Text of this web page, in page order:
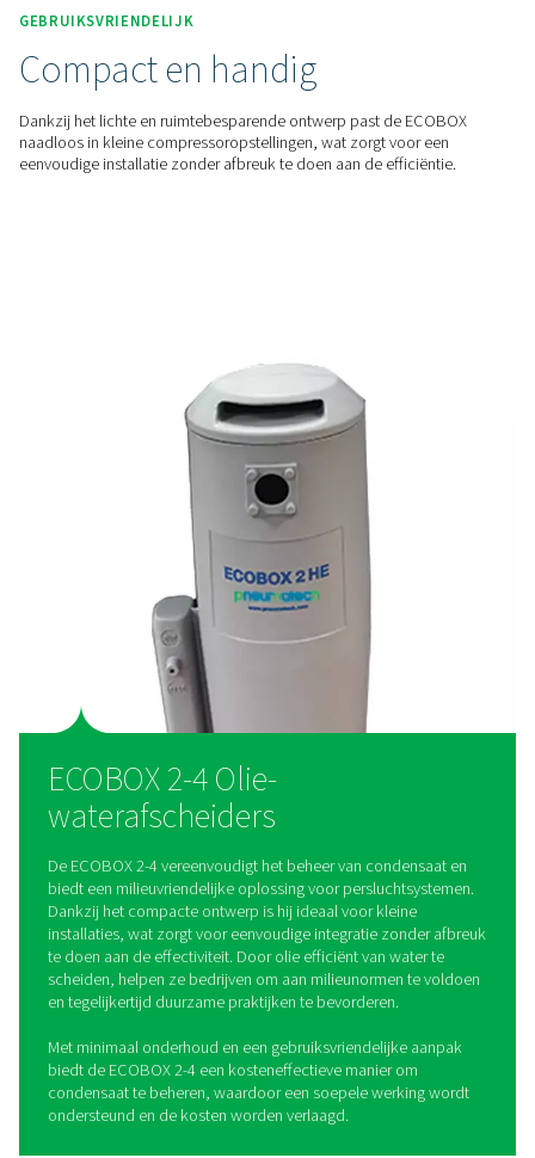
De ECOBOX 2-4 verlaagt de olieconcentratie in
minder dan 15 ppm, waardoor bedrijven eenvoudig
zelfs de strengste milieuvoorschriften.
ENERGIEZUINIG
Kosteneffectief
tegelijkertijd betrouwbare prestaties levert.
GEBRUIKSVRIENDELIJK
Compact en handig
Dankzij het lichte en ruimtebesparende ontwerp past de
naadloos in kleine compressoropstellingen, wat zorgt voor
eenvoudige installatie zonder afbreuk te doen aan de